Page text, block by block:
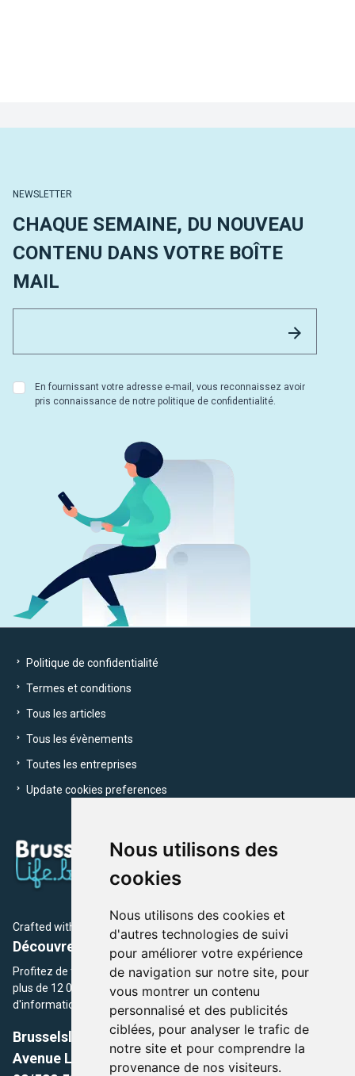
Nous utilisons des
cookies
Nous utilisons des cookies et
d'autres technologies de suivi
pour améliorer votre expérience
de navigation sur notre site, pour
vous montrer un contenu
personnalisé et des publicités
ciblées, pour analyser le trafic de
notre site et pour comprendre la
provenance de nos visiteurs.
NEWSLETTER
CHAQUE SEMAINE, DU NOUVEAU
CONTENU DANS VOTRE BOÎTE
MAIL
En fournissant votre adresse e-mail, vous reconnaissez avoir
pris connaissance de notre politique de confidentialité.
Politique de confidentialité
Termes et conditions
Tous les articles
Tous les évènements
Toutes les entreprises
Update cookies preferences
Crafted with by Brusselslife Team
Découvrez plus de 12 000 adresses et événements
Profitez de toutes les sections de BrusselsLife.be et découvrez
plus de 12 000 adresses et un grand choix d'événements,
d'informations et de conseils et astuces de notre écriture.
Brusselslife.be
Avenue Louise, 500 -1050 Ixelles, Brussels,